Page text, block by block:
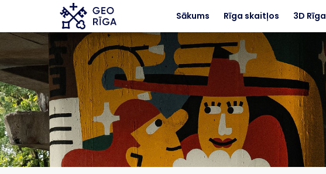
Skip to main content
Sākums
Rīga skaitļos 3D Rīga